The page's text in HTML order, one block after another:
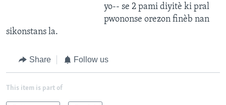
yo-- se 2 pami diyitè ki pral
pwononse orezon finèb nan
sikonstans la.
Share Follow us
This item is part of